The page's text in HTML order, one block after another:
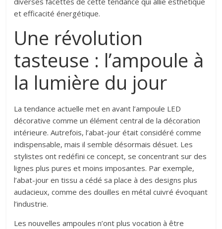
et efficacité énergétique.
Une révolution
tasteuse : l’ampoule à
la lumière du jour
La tendance actuelle met en avant l’ampoule LED
décorative comme un élément central de la décoration
intérieure. Autrefois, l’abat-jour était considéré comme
indispensable, mais il semble désormais désuet. Les
stylistes ont redéfini ce concept, se concentrant sur des
lignes plus pures et moins imposantes. Par exemple,
l’abat-jour en tissu a cédé sa place à des designs plus
audacieux, comme des douilles en métal cuivré évoquant
l’industrie.
Les nouvelles ampoules n’ont plus vocation à être